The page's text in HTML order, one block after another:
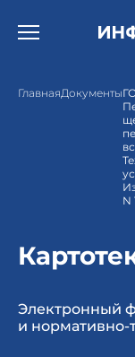
Открыть бургер
ГлавнаяДокументы
N
Электронный
и нормативно-